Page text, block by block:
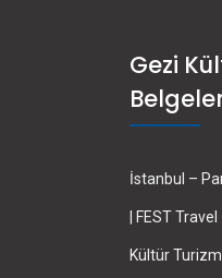
Gezi
İstanbul –
| FEST Travel
Kültür